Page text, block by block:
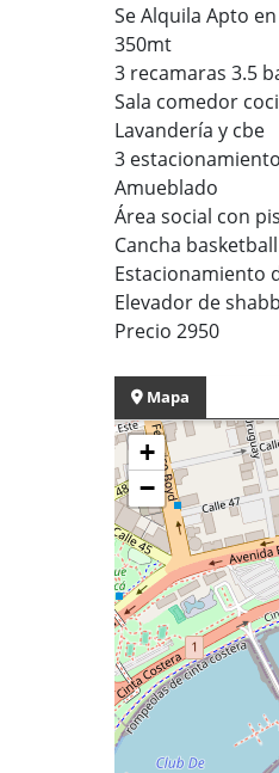
Se Alquila Apto
350mt
3 recamaras 3.5
Sala comedor
Lavandería y cbe
3
Amueblado
Área social con
Cancha
Estacionamiento
Elevador de
Precio 2950
Mapa
+
−